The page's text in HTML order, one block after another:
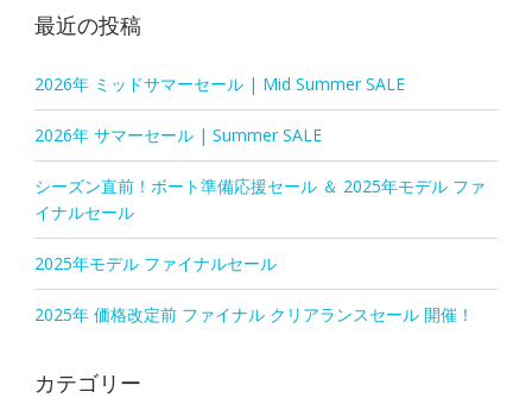
最近の投稿
2026年 ミッドサマーセール | Mid Summer SALE
2026年 サマーセール | Summer SALE
シーズン直前！ボート準備応援セール ＆ 2025年モデル ファ
イナルセール
2025年モデル ファイナルセール
2025年 価格改定前 ファイナル クリアランスセール 開催！
カテゴリー